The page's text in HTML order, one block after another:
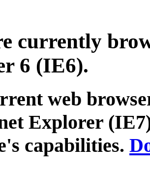
currently
6 (IE6).
web
Explorer
capabilities.